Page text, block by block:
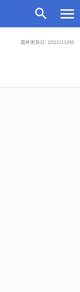
最終更新日: 2021/11/06